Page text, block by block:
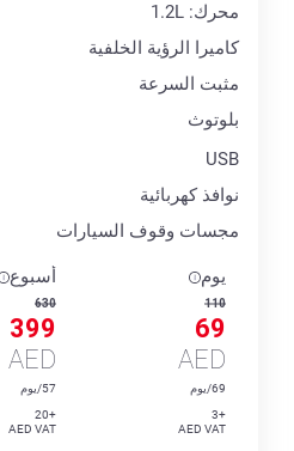
محرك: 1.2L
كاميرا الرؤية الخلفية
مثبت السرعة
بلوتوث
USB
نوافذ كهربائية
مجسات وقوف السيارات
يوم
110
69
AED
69/يوم
+3
AED VAT
أسبوع
630
399
AED
57/يوم
+20
AED VAT